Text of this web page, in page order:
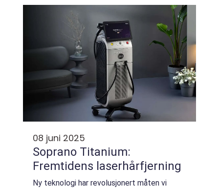
avgjørende å fin...
08 juni 2025
Soprano Titanium:
Fremtidens laserhårfjerning
Ny teknologi har revolusjonert måten vi